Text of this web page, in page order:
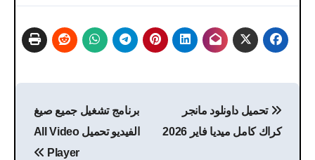
المقالات
تحميل داونلود مانجر
كراك كامل ميديا فاير 2026
برنامج تشغيل جميع صيغ
الفيديو تحميل All Video
Player